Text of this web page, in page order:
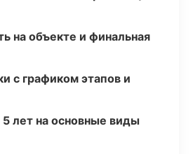
на объекте и финальная
с графиком этапов и
5 лет на основные виды